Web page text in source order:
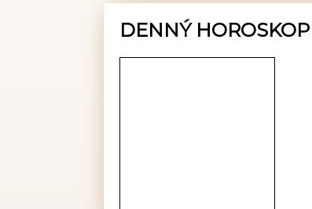
DENNÝ HOROSKOP